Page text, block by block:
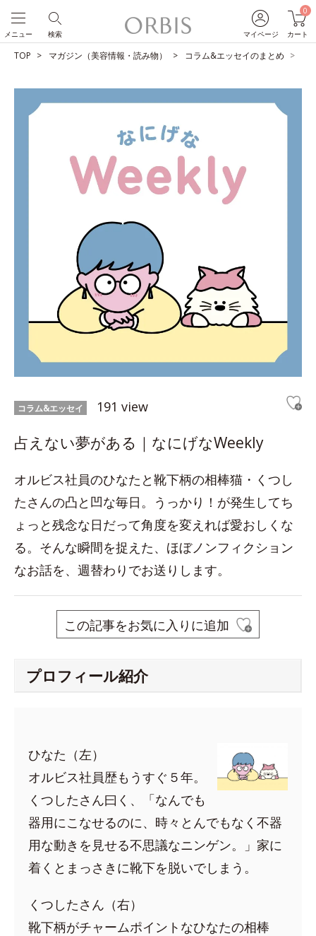
マイページ
0
カート
検索
メニュー
TOP マガジン（美容情報・読み物） コラム&エッセイのまとめ
コラム&エッセイ 191 view
占えない夢がある｜なにげなWeekly
オルビス社員のひなたと靴下柄の相棒猫・くつし
たさんの凸と凹な毎日。うっかり！が発生してち
ょっと残念な日だって角度を変えれば愛おしくな
る。そんな瞬間を捉えた、ほぼノンフィクション
なお話を、週替わりでお送りします。
この記事をお気に入りに追加
プロフィール紹介
ひなた（左）
オルビス社員歴もうすぐ５年。
くつしたさん曰く、「なんでも
器用にこなせるのに、時々とんでもなく不器
用な動きを見せる不思議なニンゲン。」家に
着くとまっさきに靴下を脱いでしまう。
くつしたさん（右）
靴下柄がチャームポイントなひなたの相棒